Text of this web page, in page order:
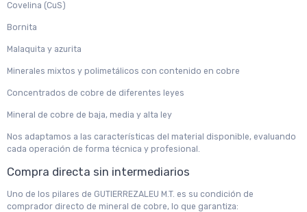
Covelina (CuS)
Bornita
Malaquita y azurita
Minerales mixtos y polimetálicos con contenido en cobre
Concentrados de cobre de diferentes leyes
Mineral de cobre de baja, media y alta ley
Nos adaptamos a las características del material disponible, evaluando
cada operación de forma técnica y profesional.
Compra directa sin intermediarios
Uno de los pilares de GUTIERREZALEU M.T. es su condición de
comprador directo de mineral de cobre, lo que garantiza: